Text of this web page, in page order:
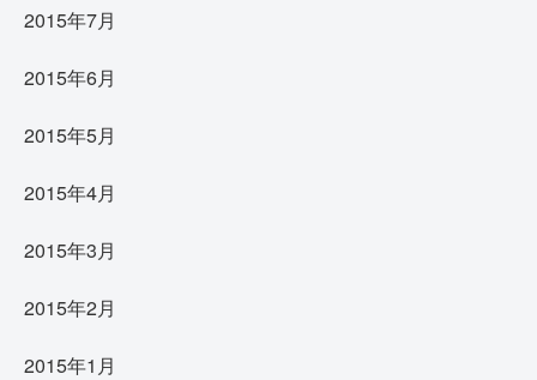
2015年7月
2015年6月
2015年5月
2015年4月
2015年3月
2015年2月
2015年1月